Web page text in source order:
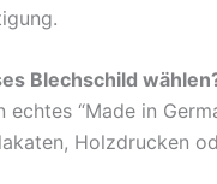
Blechschild
“Made in
Holzdrucken